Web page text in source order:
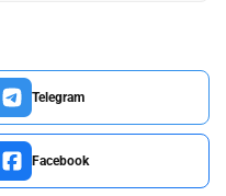
Telegram
Facebook